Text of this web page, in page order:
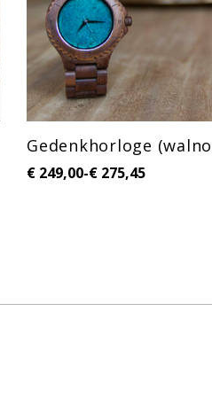
Gedenkhorloge
€ 249,00-€ 275,45